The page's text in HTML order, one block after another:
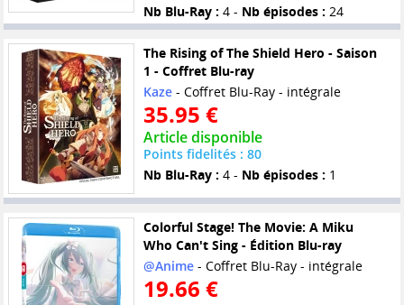
Nb Blu-Ray : 4 - Nb épisodes : 24
The Rising of The Shield Hero - Saison
1 - Coffret Blu-ray
Kaze- Coffret Blu-Ray - intégrale
35.95 €
Article disponible
Points fidelités : 80
Nb Blu-Ray : 4 - Nb épisodes : 1
Colorful Stage! The Movie: A Miku
Who Can't Sing - Édition Blu-ray
@Anime- Coffret Blu-Ray - intégrale
19.66 €